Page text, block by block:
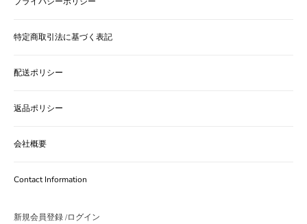
特定商取引法に基づく表記
配送ポリシー
返品ポリシー
会社概要
Contact Information
新規会員登録 /ログイン